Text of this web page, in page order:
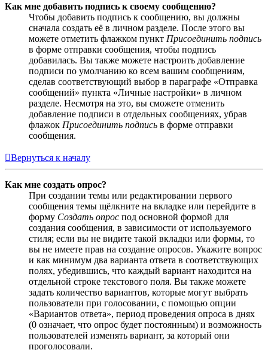
Как мне добавить подпись к своему сообщению?
Чтобы добавить подпись к сообщению, вы должны
сначала создать её в личном разделе. После этого вы
можете отметить флажком пункт Присоединить подпись
в форме отправки сообщения, чтобы подпись
добавилась. Вы также можете настроить добавление
подписи по умолчанию ко всем вашим сообщениям,
сделав соответствующий выбор в параграфе «Отправка
сообщений» пункта «Личные настройки» в личном
разделе. Несмотря на это, вы сможете отменить
добавление подписи в отдельных сообщениях, убрав
флажок Присоединить подпись в форме отправки
сообщения.
Вернуться к началу
Как мне создать опрос?
При создании темы или редактировании первого
сообщения темы щёлкните на вкладке или перейдите в
форму Создать опрос под основной формой для
создания сообщения, в зависимости от используемого
стиля; если вы не видите такой вкладки или формы, то
вы не имеете прав на создание опросов. Укажите вопрос
и как минимум два варианта ответа в соответствующих
полях, убедившись, что каждый вариант находится на
отдельной строке текстового поля. Вы также можете
задать количество вариантов, которые могут выбрать
пользователи при голосовании, с помощью опции
«Вариантов ответа», период проведения опроса в днях
(0 означает, что опрос будет постоянным) и возможность
пользователей изменять вариант, за который они
проголосовали.